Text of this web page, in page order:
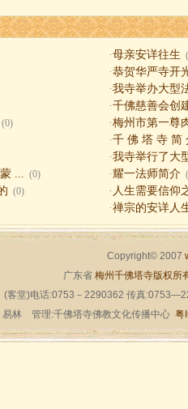
·母亲安详往生
·恭贺华严寺开
·我寺举办大型
·千佛慈善会创
(0) ·梅州市第一尊
·千 佛 塔 寺 简
·我寺举行了大
... (0) ·耀一法师简介
(0) · 人生需要信仰
·禅宗的安详人
Copyright© 2007
广东省 梅州千佛塔寺版权所
(客堂)电话:0753－2290362 传真
易林管理:千佛塔寺佛教文化传播中心 粤